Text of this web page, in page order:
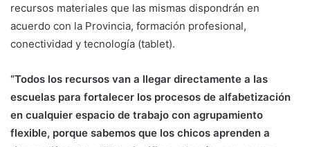
recursos materiales que las mismas dispondrán en
acuerdo con la Provincia, formación profesional,
conectividad y tecnología (tablet).
“Todos los recursos van a llegar directamente a las
escuelas para fortalecer los procesos de alfabetización
en cualquier espacio de trabajo con agrupamiento
flexible, porque sabemos que los chicos aprenden a